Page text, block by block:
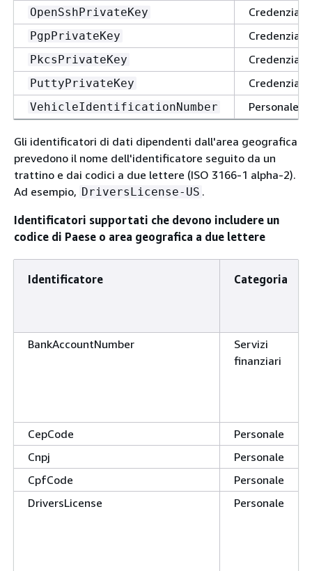
OpenSshPrivateKey Credenziali
PgpPrivateKey Credenziali
PkcsPrivateKey Credenziali
PuttyPrivateKey Credenziali
VehicleIdentificationNumber Personale
Gli identificatori di dati dipendenti dall'area geografica
prevedono il nome dell'identificatore seguito da un
trattino e dai codici a due lettere (ISO 3166-1 alpha-2).
Ad esempio, DriversLicense-US .
Identificatori supportati che devono includere un
codice di Paese o area geografica a due lettere
Identificatore Categoria
BankAccountNumber
Servizi
finanziari
CepCode
Personale
Cnpj
Personale
CpfCode
Personale
DriversLicense
Personale